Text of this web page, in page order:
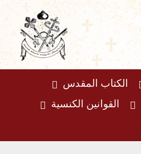
الكتاب المقدس
القوانين الكنسية